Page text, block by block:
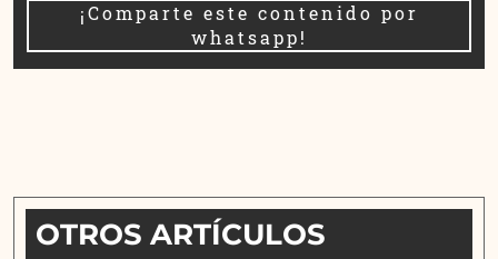
¡Comparte este contenido por
whatsapp!
OTROS ARTÍCULOS